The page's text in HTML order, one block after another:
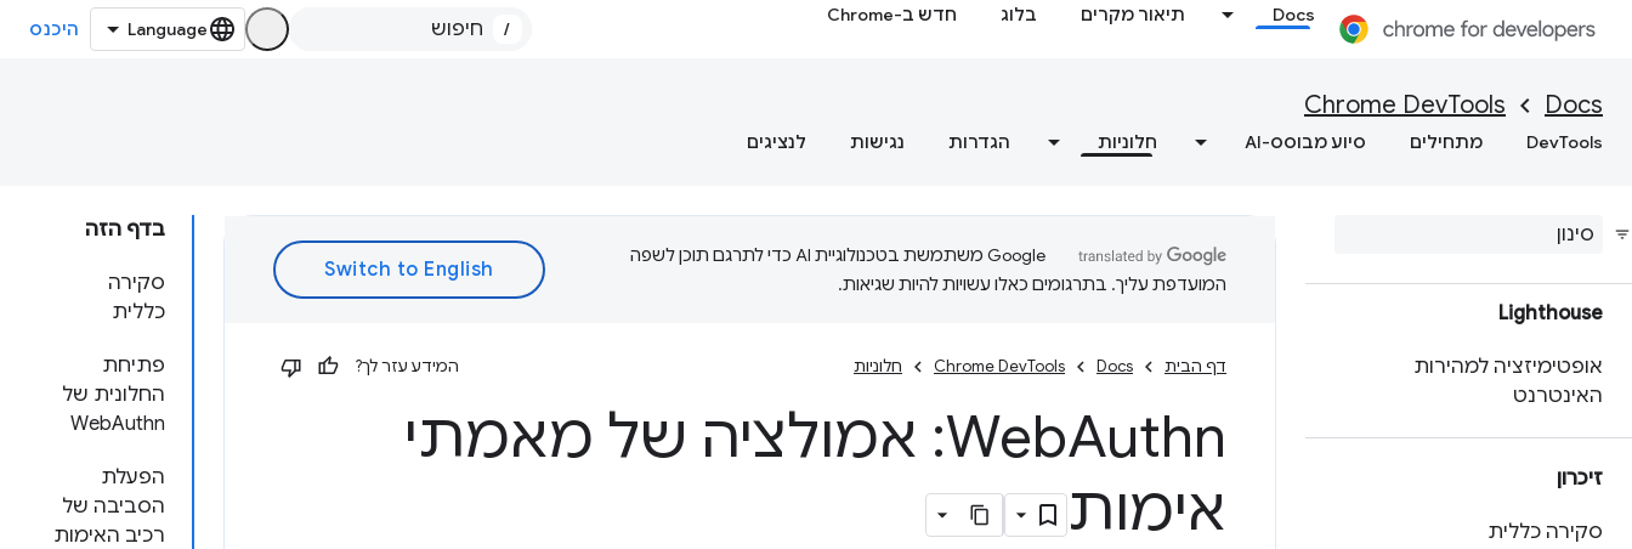
Docs תיאור מקרים בלוג חדש ב-Chrome
/ היכנס
Docs
Chrome DevTools
DevTools מתחילים סיוע מבוסס-AI חלוניות הגדרות נגישות לנציגים
הביצועים באמצעות API
מקבלים תובנות פרקטיות לגבי
ביצועי האתר
ביצועים
Lighthouse
אופטימיזציה למהירות
האינטרנט
זיכרון
סקירה כללית
בדף הזה
סקירה
כללית
פתיחת
החלונית של
WebAuthn
הפעלת
הסביבה של
רכיב האימות
‫Google משתמשת בטכנולוגיית AI כדי לתרגם תוכן לשפה
המועדפת עליך. בתרגומים כאלו עשויות להיות שגיאות.
דף הבית Docs
Chrome DevTools חלוניות המידע עזר לך?
WebAuthn: אמולציה של מאמתי
אימות